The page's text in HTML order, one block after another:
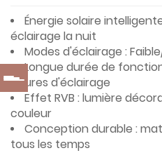
Énergie solaire
éclairage la nuit
Modes d'éclairage :
Longue durée de
heures d'éclairage
Effet RVB : lumière
couleur
Conception durable :
tous les temps